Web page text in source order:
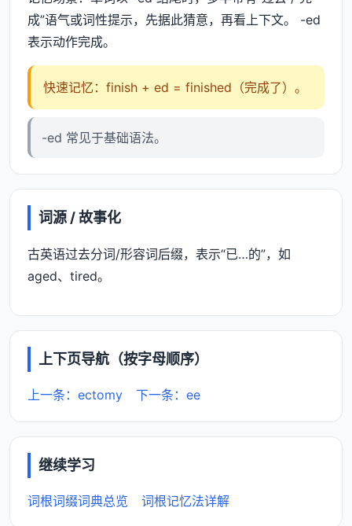
成”语气或词性提示，先据此猜意，再看上下文。 -ed
表示动作完成。
快速记忆：finish + ed = finished（完成了）。
-ed 常见于基础语法。
词源 / 故事化
古英语过去分词/形容词后缀，表示“已…的”，如
aged、tired。
上下页导航（按字母顺序）
上一条：ectomy 下一条：ee
继续学习
词根词缀词典总览 词根记忆法详解